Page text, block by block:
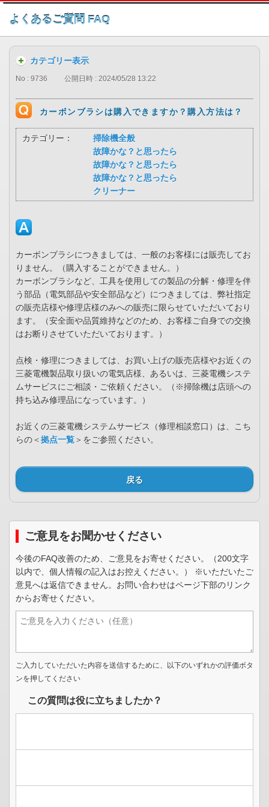
このページの本文へ
よくあるご質問 FAQ
カテゴリー表示
No : 9736 公開日時 : 2024/05/28 13:22
カーボンブラシは購入できますか？購入方法は？
カテゴリー：
掃除機全般
故障かな？と思ったら
故障かな？と思ったら
故障かな？と思ったら
クリーナー
カーボンブラシにつきましては、一般のお客様には販売してお
りません。（購入することができません。）
カーボンブラシなど、工具を使用しての製品の分解・修理を伴
う部品（電気部品や安全部品など）につきましては、弊社指定
の販売店様や修理店様のみへの販売に限らせていただいており
ます。（安全面や品質維持などのため、お客様ご自身での交換
はお断りさせていただいております。）
点検・修理につきましては、お買い上げの販売店様やお近くの
三菱電機製品取り扱いの電気店様、あるいは、三菱電機システ
ムサービスにご相談・ご依頼ください。（※掃除機は店頭への
持ち込み修理品になっています。）
お近くの三菱電機システムサービス（修理相談窓口）は、こち
らの＜拠点一覧＞をご参照ください。
戻る
ご意見をお聞かせください
今後のFAQ改善のため、ご意見をお寄せください。（200文字
以内で、個人情報の記入はお控えください。） ※いただいたご
意見へは返信できません。お問い合わせはページ下部のリンク
からお寄せください。
ご入力していただいた内容を送信するために、以下のいずれかの評価ボタ
ンを押してください
この質問は役に立ちましたか？